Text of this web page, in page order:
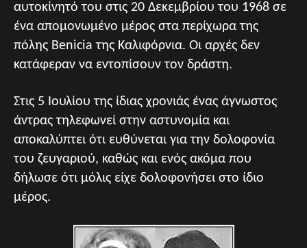
αυτοκίνητό του στις 20 Δεκεμβρίου του 1968 σε
ένα απομονωμένο μέρος στα περίχωρα της
πόλης Benicia της Καλιφόρνια. Οι αρχές δεν
κατάφεραν να εντοπίσουν τον δράστη.
Στις 5 Ιουλίου της ίδιας χρονιάς ένας άγνωστος
άντρας τηλεφωνεί στην αστυνομία και
αποκαλύπτει ότι ευθύνεται για την δολοφονία
του ζευγαριού, καθώς και ενός ακόμα που
δήλωσε ότι μόλις είχε δολοφονήσει στο ίδιο
μέρος.